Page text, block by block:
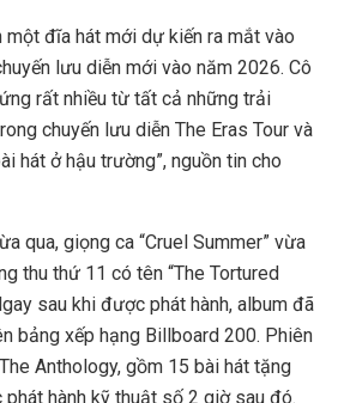
một đĩa hát mới dự kiến ​​ra mắt vào
lưu diễn mới vào năm 2026. Cô
rất nhiều từ tất cả những trải
chuyến lưu diễn The Eras Tour và
hát ở hậu trường”, nguồn tin cho
qua, giọng ca “Cruel Summer” vừa
thu thứ 11 có tên “The Tortured
sau khi được phát hành, album đã
bảng xếp hạng Billboard 200. Phiên
Anthology, gồm 15 bài hát tặng
hành kỹ thuật số 2 giờ sau đó.